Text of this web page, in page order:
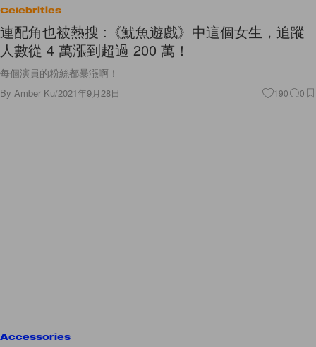
Celebrities
連配角也被熱搜 :《魷魚遊戲》中這個女生，追蹤
人數從 4 萬漲到超過 200 萬！
每個演員的粉絲都暴漲啊！
By Amber Ku/2021年9月28日 190 0
Accessories